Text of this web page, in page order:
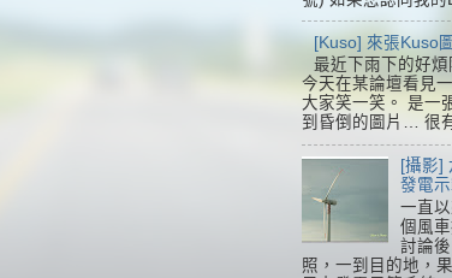
[Kuso] 來張Kuso圖
最近下雨下的好煩
今天在某論壇看見
大家笑一笑。 是一
到昏倒的圖片… 很
[攝影]
發電
一直
個風
討論
照，一到目的地，